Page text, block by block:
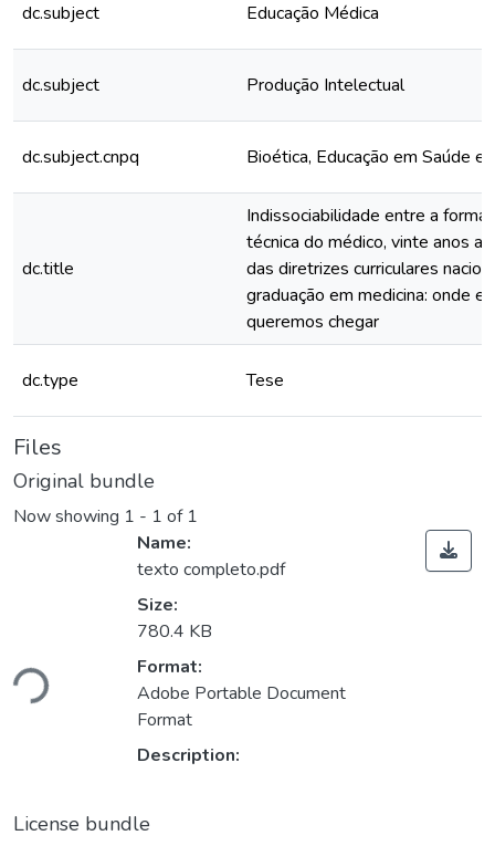
dc.subject Educação Médica
dc.subject Produção Intelectual
dc.subject.cnpq Bioética, Educação em Saúde e
dc.title
Indissociabilidade entre a
técnica do médico, vinte anos
das diretrizes curriculares
graduação em medicina: onde
queremos chegar
dc.type Tese
Files
Original bundle
Now showing 1 - 1 of 1
Loading...
Name:
texto completo.pdf
Size:
780.4 KB
Format:
Adobe Portable Document
Format
Description:
License bundle